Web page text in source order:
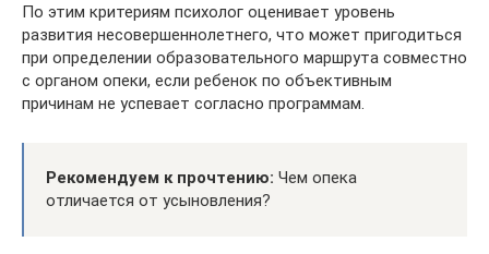
По этим критериям психолог оценивает уровень
развития несовершеннолетнего, что может пригодиться
при определении образовательного маршрута совместно
с органом опеки, если ребенок по объективным
причинам не успевает согласно программам.
Рекомендуем к прочтению: Чем опека
отличается от усыновления?